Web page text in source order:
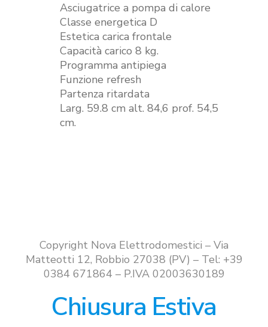
Asciugatrice a pompa di calore
Classe energetica D
Estetica carica frontale
Capacità carico 8 kg.
Programma antipiega
Funzione refresh
Partenza ritardata
Larg. 59.8 cm alt. 84,6 prof. 54,5
cm.
Copyright Nova Elettrodomestici – Via
Matteotti 12, Robbio 27038 (PV) – Tel: +39
0384 671864 – P.IVA 02003630189
Chiusura Estiva